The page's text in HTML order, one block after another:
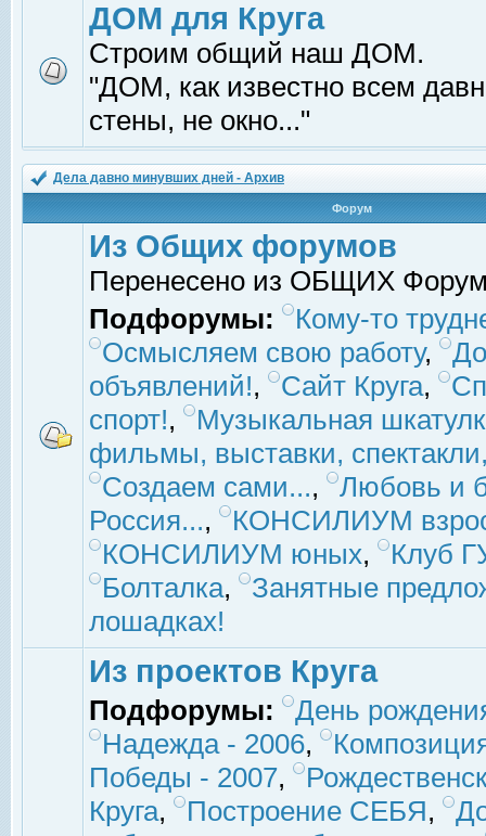
ДОМ для Круга
Строим общий наш ДОМ.
"ДОМ, как известно всем
стены, не окно..."
Дела давно минувших дней - Архив
Форум
Из Общих форумов
Перенесено из ОБЩИХ
Подфорумы:
Кому-то
Осмысляем свою работу,
объявлений!, Сайт Круга,
спорт!,
Музыкальная
фильмы, выставки,
Создаем сами...,
Любовь и
Россия...,
КОНСИЛИУМ
КОНСИЛИУМ юных,
Клуб
Болталка,
Занятные
лошадках!
Из проектов Круга
Подфорумы:
День
Надежда - 2006,
Победы - 2007,
Круга, Построение СЕБЯ,